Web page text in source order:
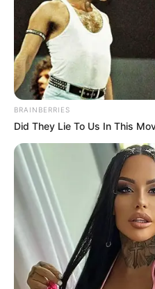
BRAINBERRIES
Did They Lie To Us In This